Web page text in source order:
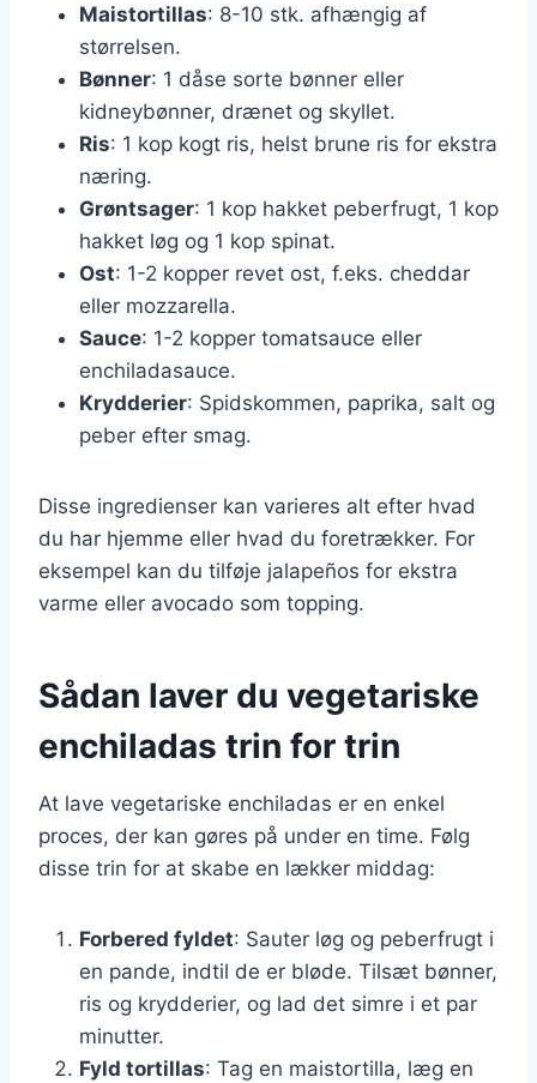
Maistortillas: 8-10 stk. afhængig af
størrelsen.
Bønner: 1 dåse sorte bønner eller
kidneybønner, drænet og skyllet.
Ris: 1 kop kogt ris, helst brune ris for ekstra
næring.
Grøntsager: 1 kop hakket peberfrugt, 1 kop
hakket løg og 1 kop spinat.
Ost: 1-2 kopper revet ost, f.eks. cheddar
eller mozzarella.
Sauce: 1-2 kopper tomatsauce eller
enchiladasauce.
Krydderier: Spidskommen, paprika, salt og
peber efter smag.
Disse ingredienser kan varieres alt efter hvad
du har hjemme eller hvad du foretrækker. For
eksempel kan du tilføje jalapeños for ekstra
varme eller avocado som topping.
Sådan laver du vegetariske
enchiladas trin for trin
At lave vegetariske enchiladas er en enkel
proces, der kan gøres på under en time. Følg
disse trin for at skabe en lækker middag:
Forbered fyldet: Sauter løg og peberfrugt i
en pande, indtil de er bløde. Tilsæt bønner,
ris og krydderier, og lad det simre i et par
minutter.
Fyld tortillas: Tag en maistortilla, læg en